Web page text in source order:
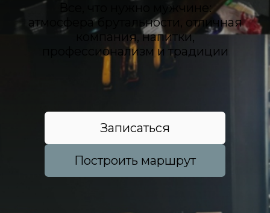
Все, что нужно мужчине:
атмосфера брутальности, отличная
компания, напитки,
профессионализм и традиции
Записаться
Построить маршрут